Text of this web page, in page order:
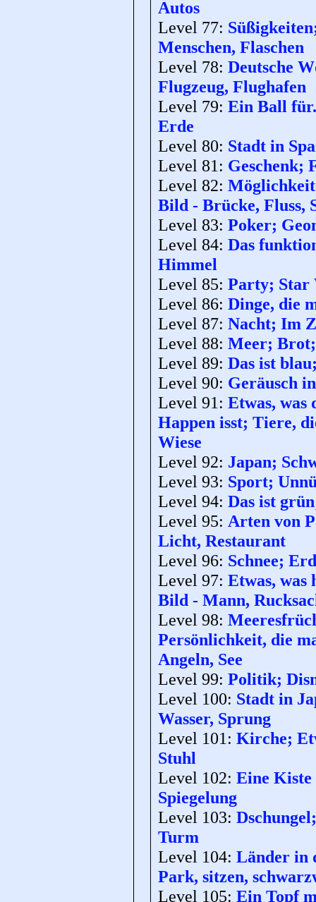
Autos
Level 77:
Menschen, Flaschen
Level 78: Deutsche
Flugzeug, Flughafen
Level 79: Ein Ball
Erde
Level 80: Stadt in
Level 81: Geschenk;
Level 82:
Bild - Brücke, Fluss,
Level 83: Poker;
Level 84: Das
Himmel
Level 85: Party; Star
Level 86: Dinge, die
Level 87: Nacht; Im
Level 88: Meer; Brot;
Level 89: Das ist
Level 90: Geräusch
Level 91: Etwas, was
Happen isst; Tiere,
Wiese
Level 92: Japan;
Level 93: Sport;
Level 94: Das ist
Level 95: Arten von
Licht, Restaurant
Level 96: Schnee;
Level 97: Etwas, was
Bild - Mann,
Level 98:
Persönlichkeit, die
Angeln, See
Level 99: Politik;
Level 100: Stadt in
Wasser, Sprung
Level 101: Kirche;
Stuhl
Level 102: Eine
Spiegelung
Level 103:
Turm
Level 104: Länder in
Park, sitzen,
Level 105: Ein Topf